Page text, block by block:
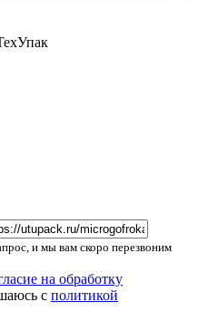
и мы вам скоро перезвоним
на обработку
с политикой